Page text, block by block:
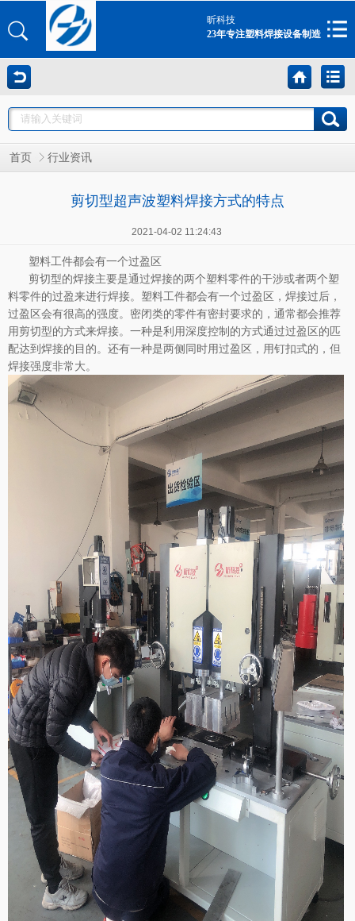
昕科技
23年专注塑料焊接设备制造
首页 行业资讯
剪切型超声波塑料焊接方式的特点
2021-04-02 11:24:43
塑料工件都会有一个过盈区
剪切型的焊接主要是通过焊接的两个塑料零件的干涉或者两个塑
料零件的过盈来进行焊接。塑料工件都会有一个过盈区，焊接过后，
过盈区会有很高的强度。密闭类的零件有密封要求的，通常都会推荐
用剪切型的方式来焊接。一种是利用深度控制的方式通过过盈区的匹
配达到焊接的目的。还有一种是两侧同时用过盈区，用钉扣式的，但
焊接强度非常大。